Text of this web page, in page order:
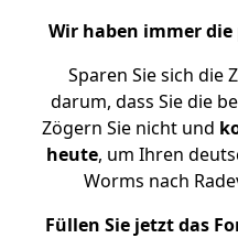
Wir haben immer
Sparen Sie sich die
darum, dass Sie die
Zögern Sie nicht und
heute, um Ihren
Worms nach
Füllen Sie jetzt das